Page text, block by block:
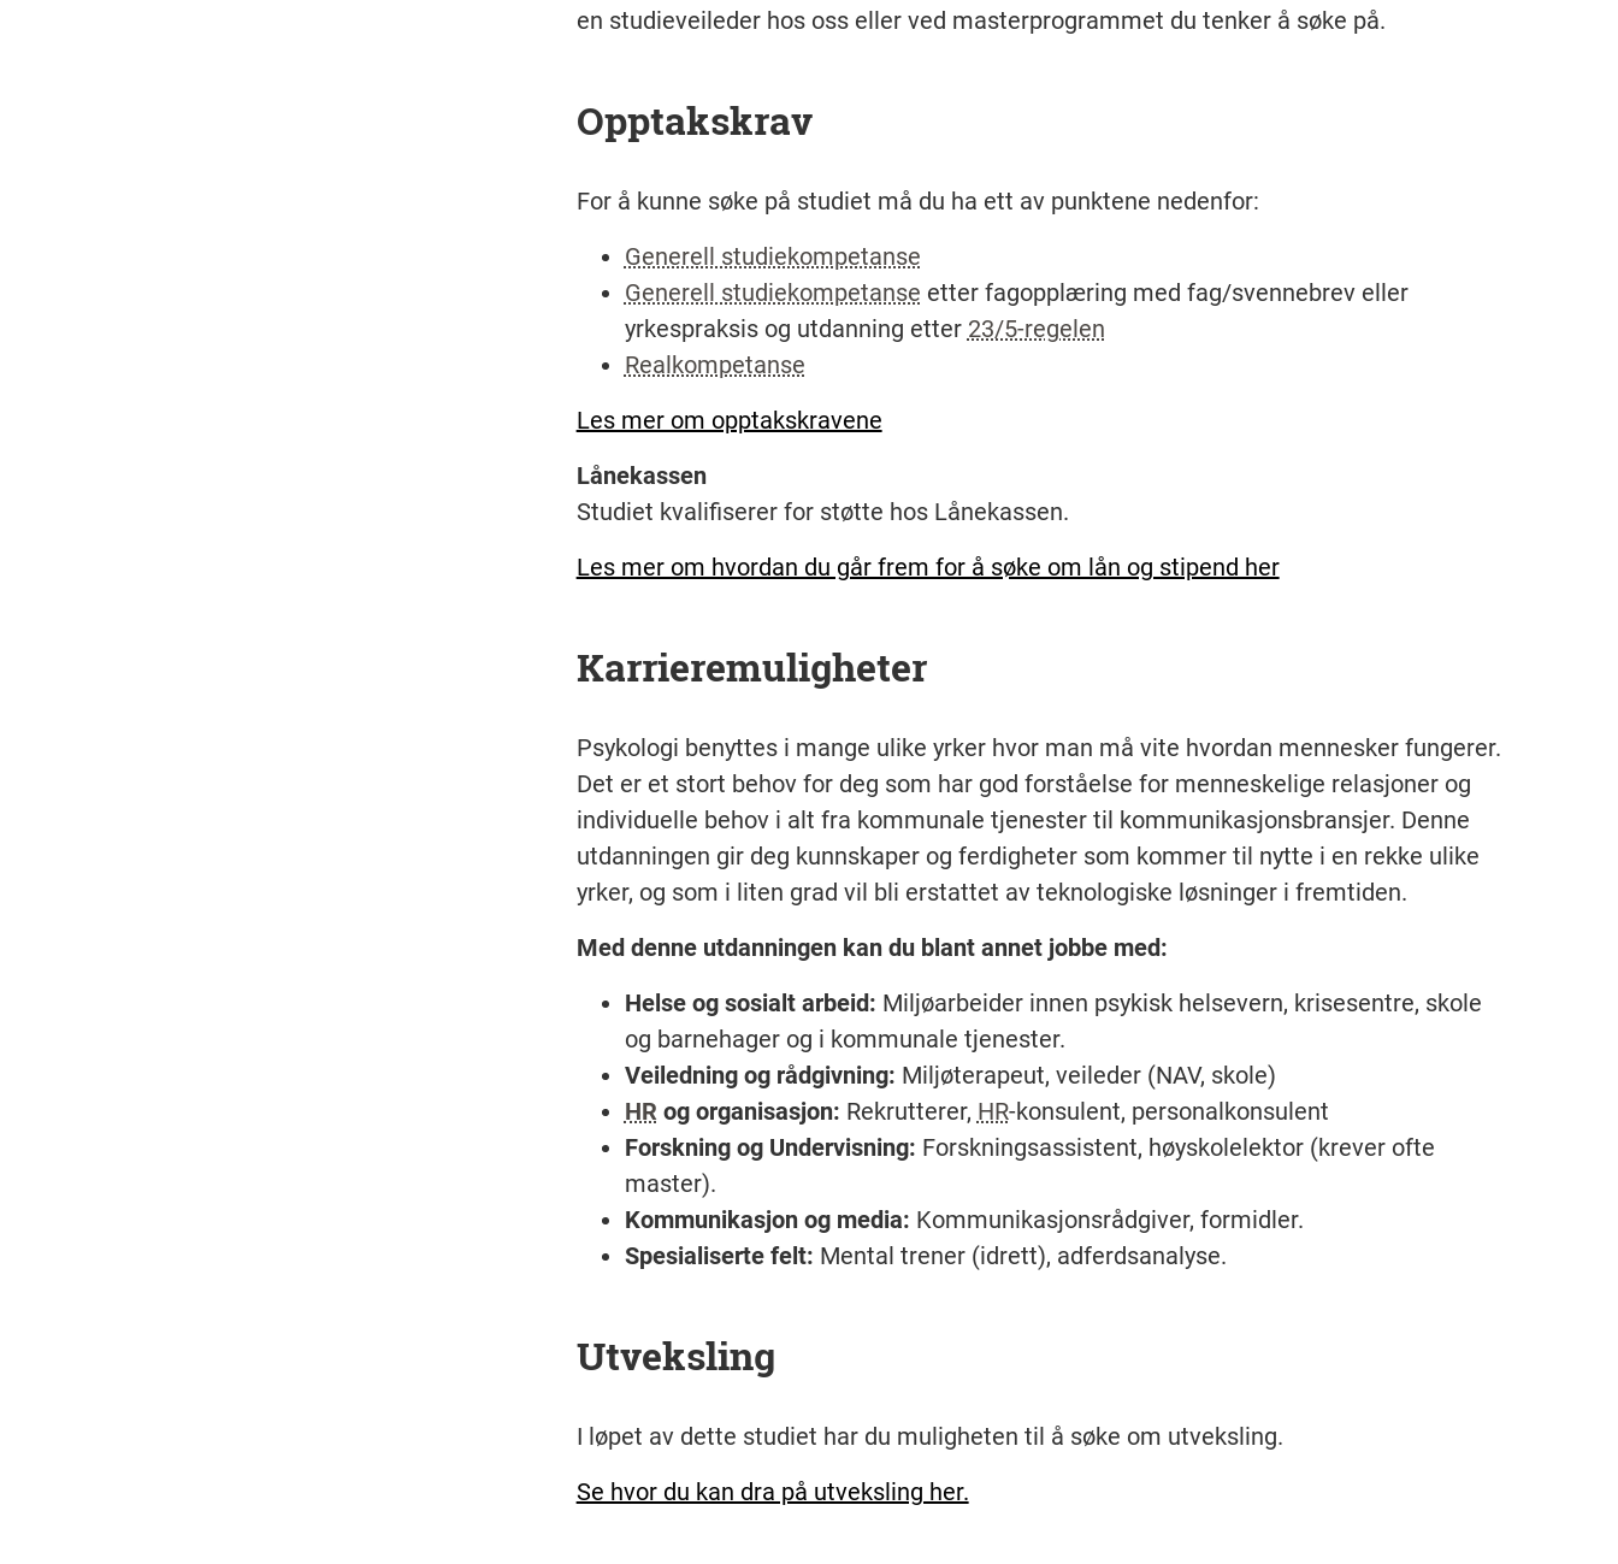
en studieveileder hos oss eller ved masterprogrammet du tenker å søke på.
Opptakskrav
For å kunne søke på studiet må du ha ett av punktene nedenfor:
Generell studiekompetanse
Generell studiekompetanse etter fagopplæring med fag/svennebrev eller
yrkespraksis og utdanning etter 23/5-regelen
Realkompetanse
Les mer om opptakskravene
Lånekassen
Studiet kvalifiserer for støtte hos Lånekassen.
Les mer om hvordan du går frem for å søke om lån og stipend her
Karrieremuligheter
Psykologi benyttes i mange ulike yrker hvor man må vite hvordan mennesker fungerer.
Det er et stort behov for deg som har god forståelse for menneskelige relasjoner og
individuelle behov i alt fra kommunale tjenester til kommunikasjonsbransjer. Denne
utdanningen gir deg kunnskaper og ferdigheter som kommer til nytte i en rekke ulike
yrker, og som i liten grad vil bli erstattet av teknologiske løsninger i fremtiden.
Med denne utdanningen kan du blant annet jobbe med:
Helse og sosialt arbeid: Miljøarbeider innen psykisk helsevern, krisesentre, skole
og barnehager og i kommunale tjenester.
Veiledning og rådgivning: Miljøterapeut, veileder (NAV, skole)
HRog organisasjon: Rekrutterer, HR-konsulent, personalkonsulent
Forskning og Undervisning: Forskningsassistent, høyskolelektor (krever ofte
master).
Kommunikasjon og media: Kommunikasjonsrådgiver, formidler.
Spesialiserte felt: Mental trener (idrett), adferdsanalyse.
Utveksling
I løpet av dette studiet har du muligheten til å søke om utveksling.
Se hvor du kan dra på utveksling her.